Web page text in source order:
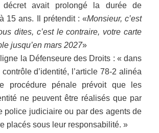
décret avait prolongé la durée de
15 ans. Il prétendit : «Monsieur, c’est
dites, c’est le contraire, votre carte
jusqu’en mars 2027»
la Défenseure des Droits : « dans
d’identité, l’article 78-2 alinéa
procédure pénale prévoit que les
ne peuvent être réalisés que par
police judiciaire ou par des agents de
placés sous leur responsabilité. »